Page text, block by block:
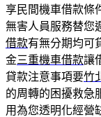
享民間機車借款條
無害人員服務替您
借款有無分期均可
金三重機車借款讓
貸款注意事項要竹
的周轉的困擾救急
用為您透明化經營